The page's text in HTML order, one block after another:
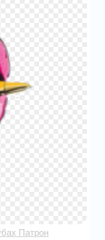
Патрон